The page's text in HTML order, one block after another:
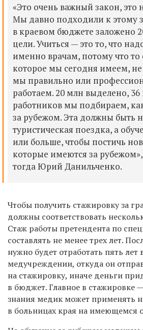
«Это очень важный закон, это
Мы давно подходили к этому
в краевом бюджете заложено
цели. Учиться — это то, что
именно врачам, потому что
которое мы сегодня имеем, не
мы правильно или
работаем. 20 млн выделено,
работников мы подбираем,
за рубежом. Эта должны быть
туристическая поездка, а
или больше, чтобы постичь
которые имеются за
тогда Юрий Данильченко.
Чтобы получить стажировку за
должны соответствовать
Стаж работы претендента по
составлять не менее трех лет.
нужно будет отработать пять лет
медучреждении, откуда он
на стажировку, иначе деньги
в бюджет. Главное в стажировке
знания медик может применять
в больницах края на имеющемся